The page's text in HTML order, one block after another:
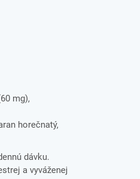
mg),
horečnatý,
dávku.
a vyváženej